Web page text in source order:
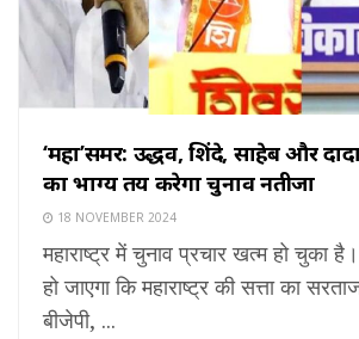
‘महा’समर: उद्धव, शिंदे, साहेब और
का भाग्य तय करेगा चुनाव नतीजा
18 NOVEMBER 2024
महाराष्ट्र में चुनाव प्रचार खत्म हो चुका
हो जाएगा कि महाराष्ट्र की सत्ता का
बीजेपी, ...